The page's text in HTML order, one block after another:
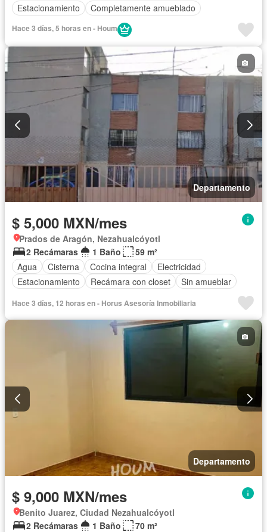
Estacionamiento
Completamente amueblado
Hace 3 días, 5 horas en - Houm
Departamento
$ 5,000 MXN/mes
Prados de Aragón, Nezahualcóyotl
2 Recámaras
1 Baño
59 m²
Agua
Cisterna Cocina integral
Electricidad
Estacionamiento
Recámara con closet Sin amueblar
Hace 3 días, 12 horas en - Horus Asesoría Inmobiliaria
Departamento
$ 9,000 MXN/mes
Benito Juarez, Ciudad Nezahualcóyotl
2 Recámaras
1 Baño
70 m²